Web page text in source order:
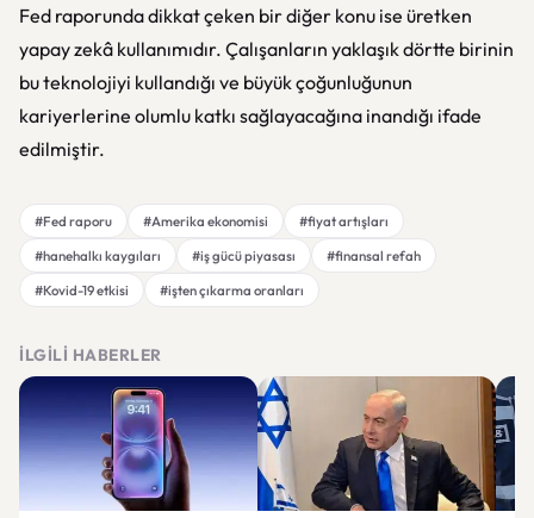
Fed raporunda dikkat çeken bir diğer konu ise üretken
yapay zekâ kullanımıdır. Çalışanların yaklaşık dörtte birinin
bu teknolojiyi kullandığı ve büyük çoğunluğunun
kariyerlerine olumlu katkı sağlayacağına inandığı ifade
edilmiştir.
#Fed raporu #Amerika ekonomisi
#fiyat artışları
#hanehalkı kaygıları
#iş gücü piyasası
#finansal refah
#Kovid-19 etkisi
#işten çıkarma oranları
İLGILI HABERLER